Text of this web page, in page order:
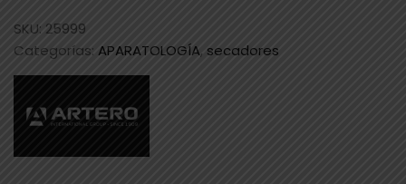
SKU: 25999
Categorías: APARATOLOGÍA, secadores